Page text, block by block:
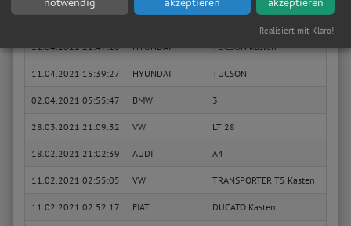
11.04.2021 21:47:28 HYUNDAI TUCSON Kasten CVVT
11.04.2021 15:39:27 HYUNDAI TUCSON
02.04.2021 05:55:47 BMW 3
28.03.2021 21:09:32 VW LT 28
18.02.2021 21:02:39 AUDI A4
11.02.2021 02:55:05 VW TRANSPORTER T5 Kasten
11.02.2021 02:52:17 FIAT DUCATO Kasten
Realisiert mit Klaro!